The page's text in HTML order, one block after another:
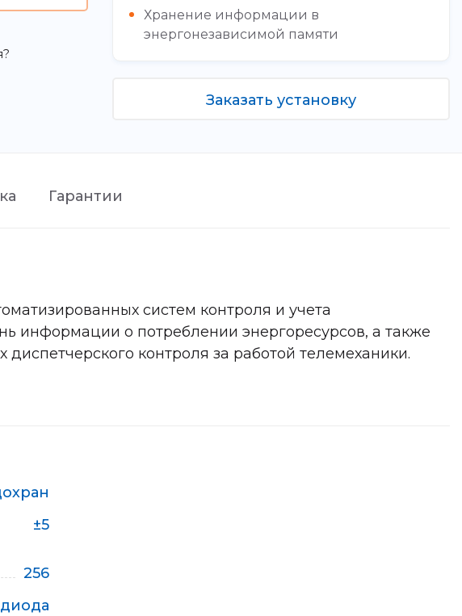
Хранение информации в
энергонезависимой памяти
Заказать установку
Гарантии
систем контроля и учета
информации о потреблении энергоресурсов, а также
контроля за работой телемеханики.
±5
256